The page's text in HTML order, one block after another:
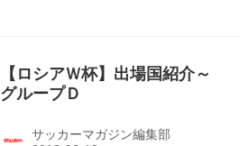
【ロシアＷ杯】出場国紹介～
グループＤ
サッカーマガジン編集部